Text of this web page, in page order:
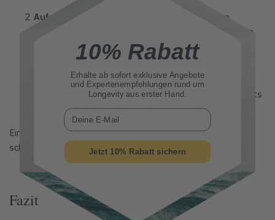
Auf den Moment konzentrieren
: Achte auf Deine
Umgebung – die Farben, die Geräusche und die Gerüche.
Atmung bewusst wahrnehmen: Synchronisiere Deinen
Atem mit Deinen Schritten.
Gedanken loslassen: Lasse alle Gedanken los, die nichts
mit dem gegenwärtigen Moment zu tun haben.
Ein Achtsamkeitsspaziergang kann helfen, Deine Sinne zu
schärfen und Dich ganz im Hier und Jetzt zu verankern.
Fazit
10% Rabatt
Erhalte ab sofortexklusive Angebote
und Expertenempfehlungen rund um
Longevity aus erster Hand.
E-Mail
Jetzt 10% Rabatt sichern